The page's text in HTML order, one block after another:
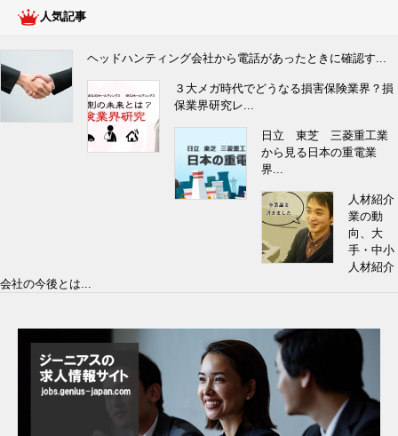
人気記事
ヘッドハンティング会社から電話があったときに確認す...
３大メガ時代でどうなる損害保険業界？損
保業界研究レ...
日立 東芝 三菱重工業
から見る日本の重電業
界...
人材紹介
業の動
向、大
手・中小
人材紹介
会社の今後とは...